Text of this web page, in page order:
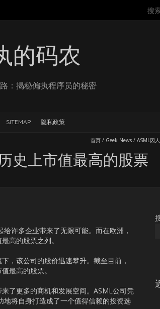
搜
的码农
：揭秘偏执程序员的秘密
SITEMAP 隐私政策
首页 / Geek News / ASML因
史上市值最高的股票
许多企业带来了无限可能。而在欧洲，
高的股票之列。
，该公司的股价迅速攀升。截至目前，
最高的股票。
了更多的商机和发展空间。ASML公司凭
将自身打造成了一个值得信赖的投资选